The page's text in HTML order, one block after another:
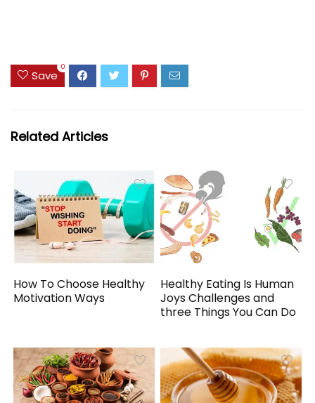
Save
0
Related Articles
How To Choose Healthy
Motivation Ways
Healthy Eating Is Human
Joys Challenges and
three Things You Can Do